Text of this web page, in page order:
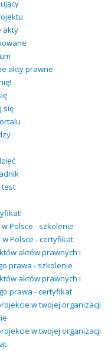
akty
akty prawne
się
test
Polsce - szkolenie
Polsce - certyfikat
aktów prawnych i
prawa - szkolenie
aktów prawnych i
prawa - certyfikat
w twojej organizacji
w twojej organizacji